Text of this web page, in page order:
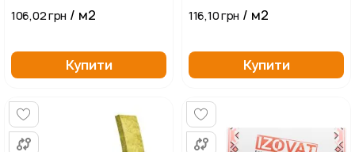
106,02 грн / м2
Купити
116,10 грн / м2
Купити